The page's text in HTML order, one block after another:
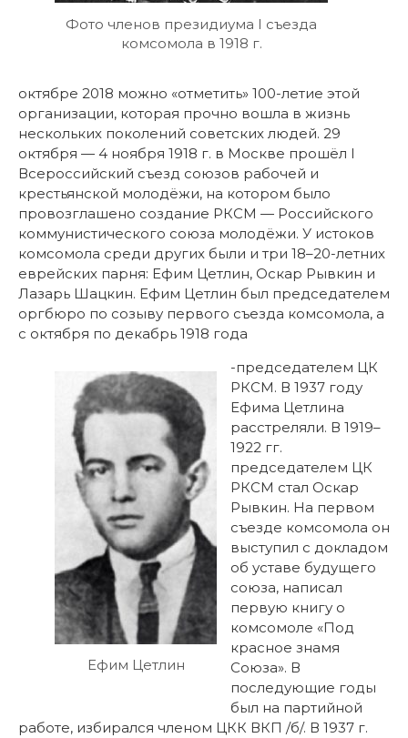
Фото членов президиума I съезда
комсомола в 1918 г.
октябре 2018 можно «отметить» 100-летие этой
организации, которая прочно вошла в жизнь
нескольких поколений советских людей. 29
октября — 4 ноября 1918 г. в Москве прошёл I
Всероссийский съезд союзов рабочей и
крестьянской молодёжи, на котором было
провозглашено создание РКСМ — Российского
коммунистического союза молодёжи. У истоков
комсомола среди других были и три 18–20-летних
еврейских парня: Ефим Цетлин, Оскар Рывкин и
Лазарь Шацкин. Ефим Цетлин был председателем
оргбюро по созыву первого съезда комсомола, а
с октября по декабрь 1918 года
Ефим Цетлин
-председателем ЦК
РКСМ. В 1937 году
Ефима Цетлина
расстреляли. В 1919–
1922 гг.
председателем ЦК
РКСМ стал Оскар
Рывкин. На первом
съезде комсомола он
выступил с докладом
об уставе будущего
союза, написал
первую книгу о
комсомоле «Под
красное знамя
Союза». В
последующие годы
был на партийной
работе, избирался членом ЦКК ВКП /б/. В 1937 г.